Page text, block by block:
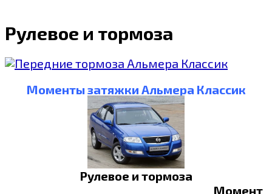
Рулевое и тормоза
Моменты затяжки Альмера Классик
Рулевое и тормоза
Момент